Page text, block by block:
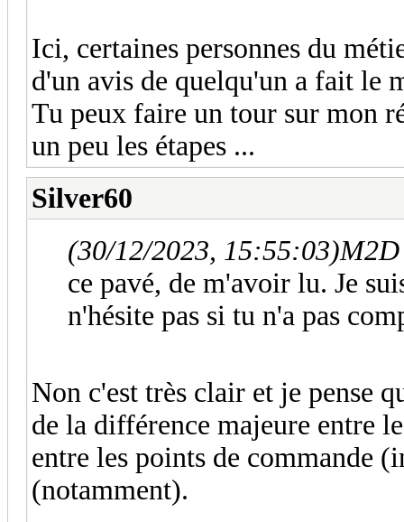
Ici, certaines personnes du
d'un avis de quelqu'un a fait le
Tu peux faire un tour sur mon
un peu les étapes ...
Silver60
(30/12/2023, 15:55:03)
ce pavé, de m'avoir lu. Je
n'hésite pas si tu n'a pas
Non c'est très clair et je pense
de la différence majeure entre
entre les points de commande
(notamment).